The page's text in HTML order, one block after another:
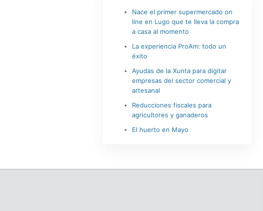
Nace el primer supermercado on
line en Lugo que te lleva la compra
a casa al momento
La experiencia ProAm: todo un
éxito
Ayudas de la Xunta para digitar
empresas del sector comercial y
artesanal
Reducciones fiscales para
agricultores y ganaderos
El huerto en Mayo